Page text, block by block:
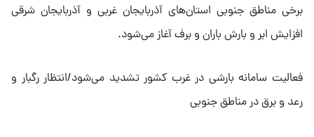
برخی مناطق جنوبی استان‌های آذربایجان غربی و آذربایجان شرقی
افزایش ابر و بارش باران و برف آغاز می‌شود.
فعالیت سامانه بارشی در غرب کشور تشدید می‌شود/انتظار رگبار و
رعد و برق در مناطق جنوبی